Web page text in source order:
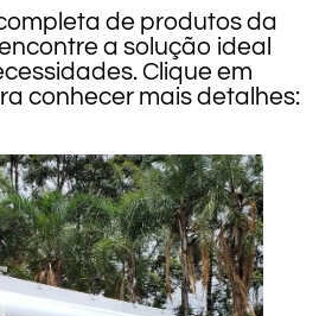
de produtos da
a solução ideal
Clique em
conhecer mais detalhes: